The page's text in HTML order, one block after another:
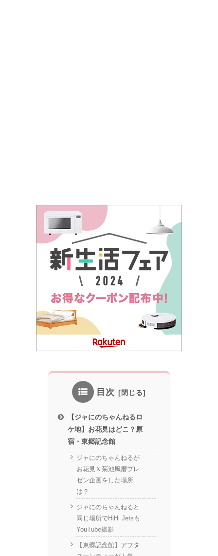
目次
【ジャにのちゃんねるロ
ケ地】お花見はどこ？原
宿・東郷記念館
ジャにのちゃんねるが
お花見＆菊池風磨プレ
ゼン企画をした場所
は？
ジャにのちゃんねると
同じ場所でHiHi Jetsも
YouTube撮影
【東郷記念館】アフタ